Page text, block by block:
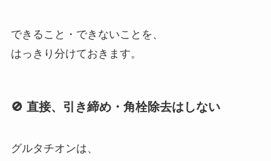
できること・できないことを、
はっきり分けておきます。
🚫 直接、引き締め・角栓除去はしない
グルタチオンは、